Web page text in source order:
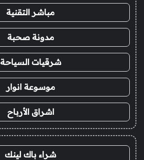
مباشر التقنية
مدونة صحبة
شرقيات السياحة
موسوعة انوار
اشراق الأرباح
شراء باك لينك